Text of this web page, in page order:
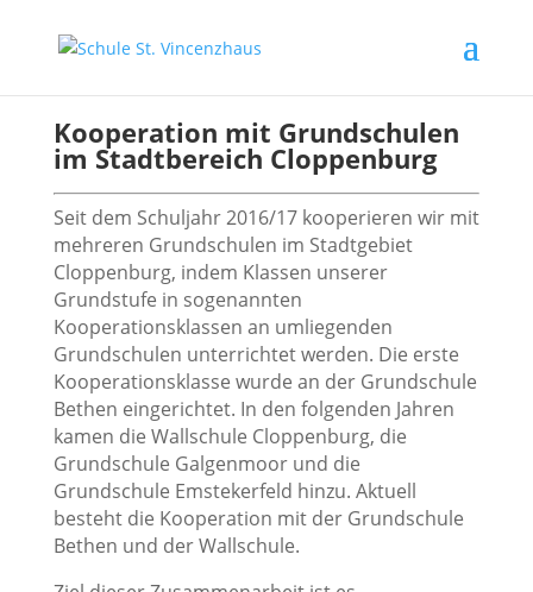
Kooperation mit Grundschulen
im Stadtbereich Cloppenburg
Seit dem Schuljahr 2016/17 kooperieren wir mit
mehreren Grundschulen im Stadtgebiet
Cloppenburg, indem Klassen unserer
Grundstufe in sogenannten
Kooperationsklassen an umliegenden
Grundschulen unterrichtet werden. Die erste
Kooperationsklasse wurde an der Grundschule
Bethen eingerichtet. In den folgenden Jahren
kamen die Wallschule Cloppenburg, die
Grundschule Galgenmoor und die
Grundschule Emstekerfeld hinzu. Aktuell
besteht die Kooperation mit der Grundschule
Bethen und der Wallschule.